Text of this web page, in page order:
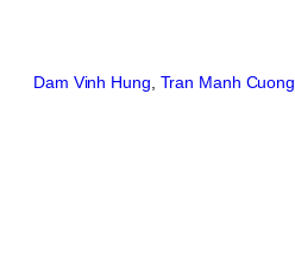
Dam Vinh Hung Tran Manh Cuong